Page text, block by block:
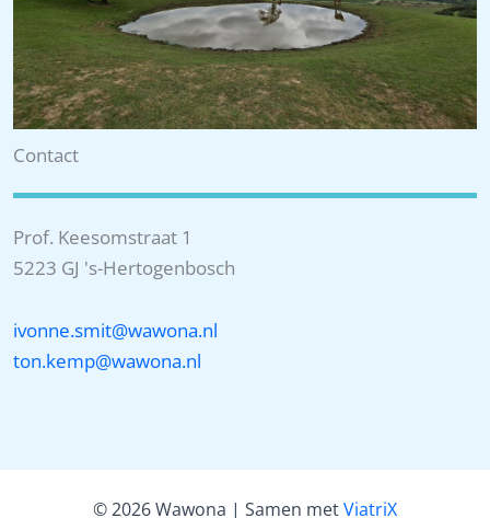
Contact
Prof. Keesomstraat 1
5223 GJ 's-Hertogenbosch
ivonne.smit@wawona.nl
ton.kemp@wawona.nl
© 2026 Wawona | Samen metViatriX